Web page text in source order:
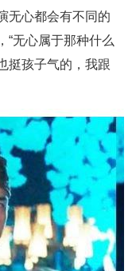
无心都会有不同的
“无心属于那种什么
挺孩子气的，我跟